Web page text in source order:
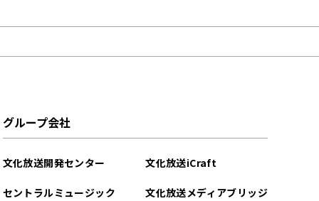
グループ会社
文化放送開発センター
セントラルミュージック
文化放送iCraft
文化放送メディアブリッジ